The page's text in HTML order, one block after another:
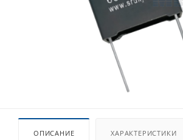
ОПИСАНИЕ ХАРАКТЕРИСТИКИ